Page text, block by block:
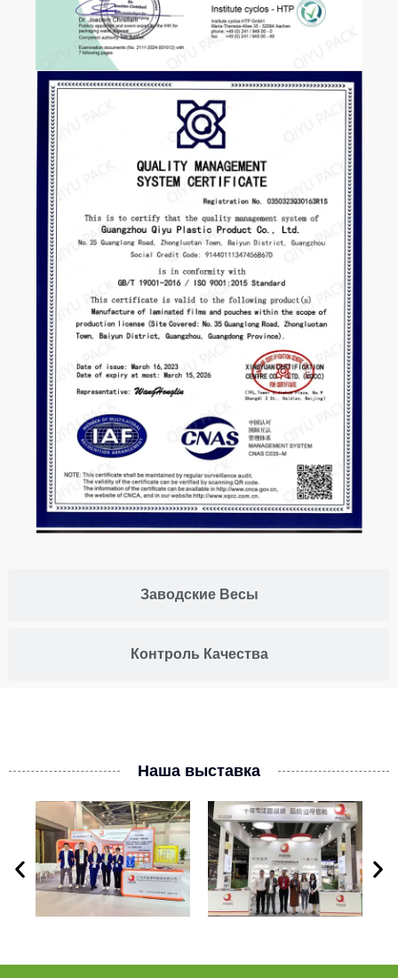
Заводские Весы
Контроль Качества
Наша выставка